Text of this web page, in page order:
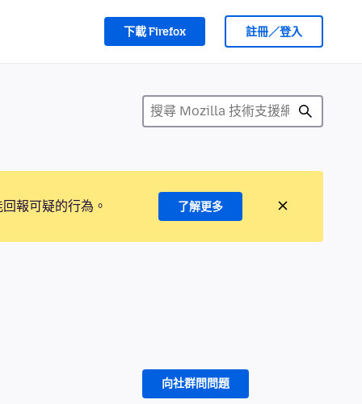
下載 Firefox 註冊／登入
報可疑的行為。 了解更多
向社群問問題